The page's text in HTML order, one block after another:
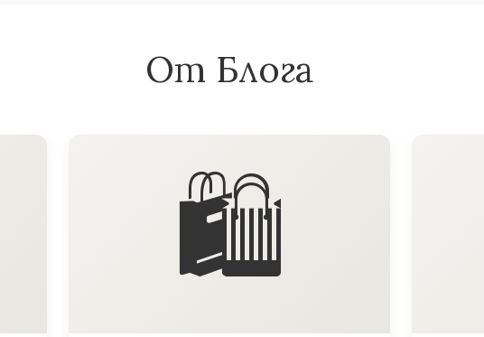
От Блога
🛍️